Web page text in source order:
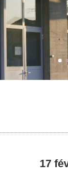
17